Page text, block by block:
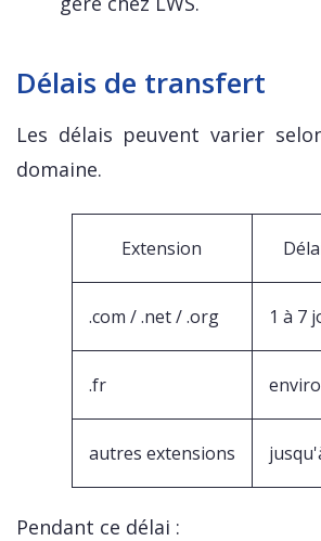
Délais de transfert
Les délais peuvent varier
domaine.
Extension
.com / .net / .org 1 à 7
.fr
autres extensions
Pendant ce délai :